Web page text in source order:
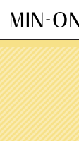
HOME ＞ 公演案